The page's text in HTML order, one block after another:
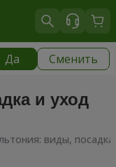
Да Сменить
и уход
виды,